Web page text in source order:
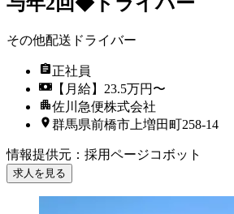
その他配送ドライバー
正社員
【月給】23.5万円〜
佐川急便株式会社
群馬県前橋市上増田町258-14
情報提供元 ： 採用ページコボット
求人を見る